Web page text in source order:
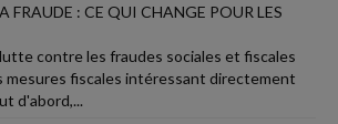
FRAUDE : CE QUI CHANGE POUR LES
contre les fraudes sociales et fiscales
mesures fiscales intéressant directement
d'abord,...